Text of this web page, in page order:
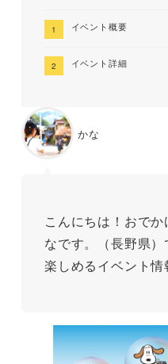
イベント概要
イベント詳細
かな
こんにちは！おで
なです。（長野県
楽しめるイベント情